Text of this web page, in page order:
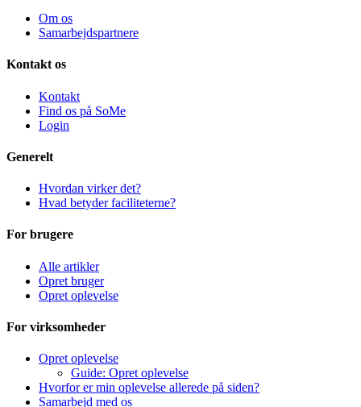
Om os
Samarbejdspartnere
Kontakt os
Kontakt
Find os på SoMe
Login
Generelt
Hvordan virker det?
Hvad betyder faciliteterne?
For brugere
Alle artikler
Opret bruger
Opret oplevelse
For virksomheder
Opret oplevelse
Guide: Opret oplevelse
Hvorfor er min oplevelse allerede på siden?
Samarbejd med os